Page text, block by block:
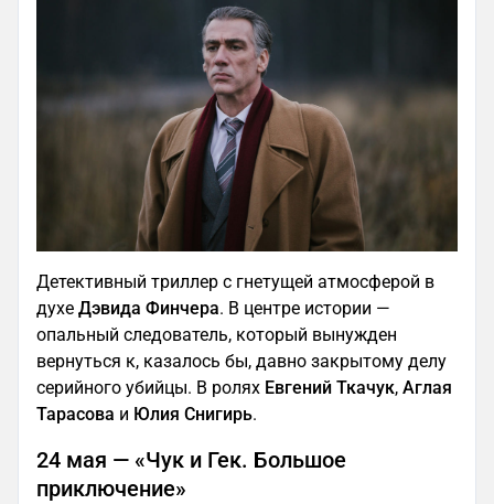
Детективный триллер с гнетущей атмосферой в
духе Дэвида Финчера. В центре истории —
опальный следователь, который вынужден
вернуться к, казалось бы, давно закрытому делу
серийного убийцы. В ролях Евгений Ткачук, Аглая
Тарасова и Юлия Снигирь.
24 мая — «Чук и Гек. Большое
приключение»